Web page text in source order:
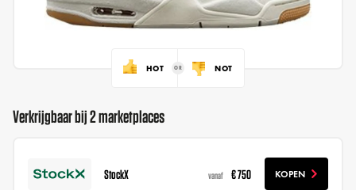
HOT NOT
Verkrijgbaar bij 2 marketplaces
StockX vanaf € 750 KOPEN